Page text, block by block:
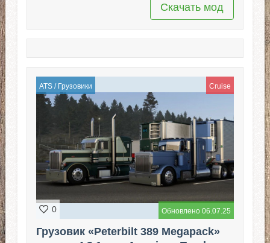
Скачать мод
ATS/ Грузовики Cruise
Обновлено 06.07.25
0
Грузовик «Peterbilt 389 Megapack»